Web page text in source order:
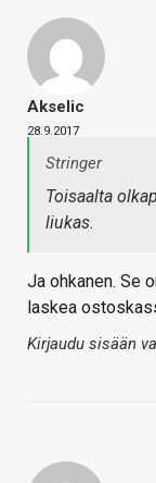
Akselic
28.9.2017
Stringer
Toisaalta
liukas.
Ja ohkanen. Se
laskea
Kirjaudu sisään